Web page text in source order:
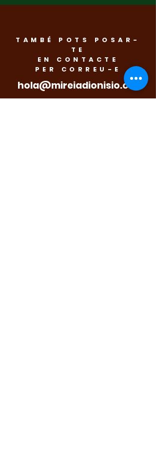
TAMBÉ POTS POSAR-
TE
EN CONTACTE
PER CORREU-E
hola@mireiadionisio.cat